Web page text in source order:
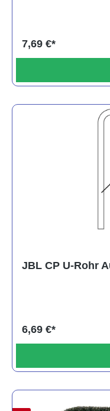
7,69 €*
JBL CP U-Rohr
6,69 €*